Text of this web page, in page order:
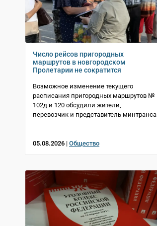
Число рейсов пригородных
маршрутов в новгородском
Пролетарии не сократится
Возможное изменение текущего
расписания пригородных маршрутов №
102д и 120 обсудили жители,
перевозчик и представитель минтранса
05.08.2026 | Общество